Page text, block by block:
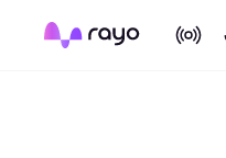
On Air